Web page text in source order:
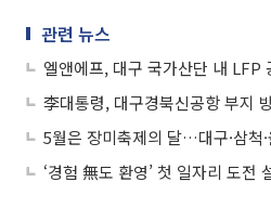
관련 뉴스
5월은 장미축제의 달…대구·삼척·
‘경험 無도 환영’ 첫 일자리 도전